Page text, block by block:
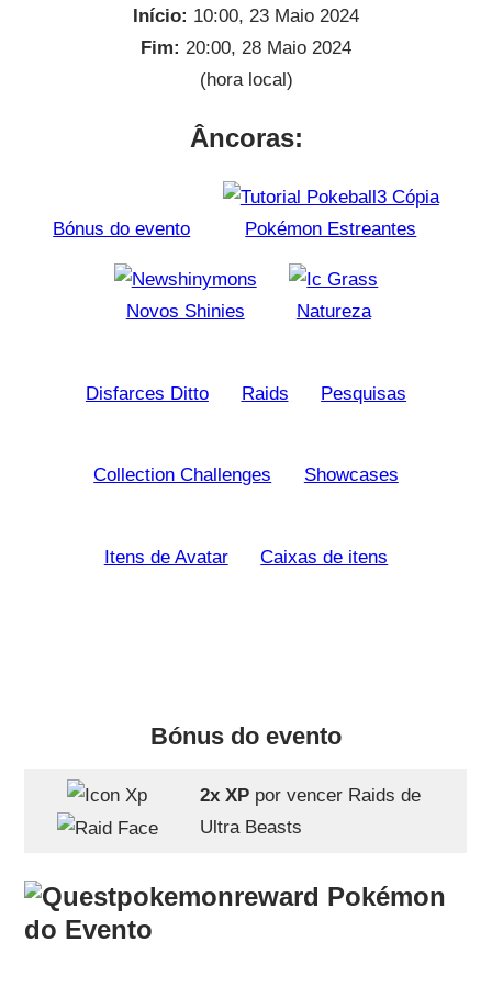
Início: 10:00, 23 Maio 2024
Fim: 20:00, 28 Maio 2024
(hora local)
Âncoras:
Bónus do evento Pokémon Estreantes
Novos Shinies Natureza
Disfarces Ditto Raids Pesquisas
Collection Challenges Showcases
Itens de Avatar Caixas de itens
Bónus do evento
2x XPpor vencer Raids de
Ultra Beasts
Pokémon
do Evento